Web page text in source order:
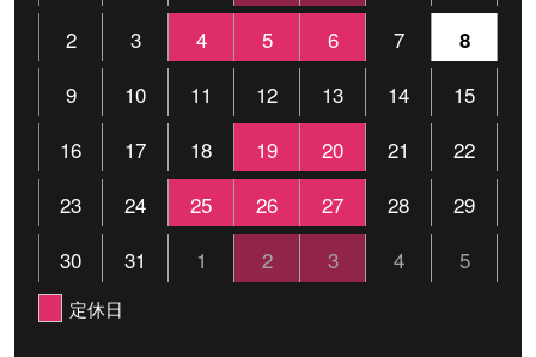
2
3 4 5 6 7 8
9 10 11 12 13 14
15
16
17 18 19 20 21
22
23
24 25 26 27 28
29
30
31 1 2 3 4 5
定休日